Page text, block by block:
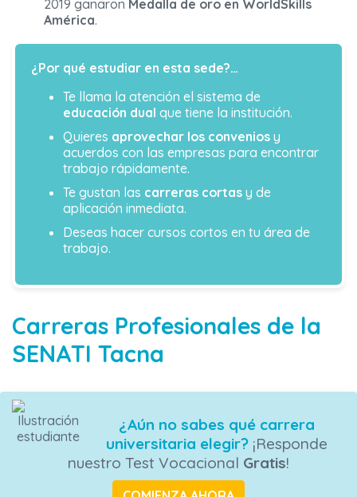
2019 ganaron Medalla de oro en WorldSkills
América.
¿Por qué estudiar en esta sede?…
Te llama la atención el sistema de
educación dual que tiene la institución.
Quieres aprovechar los convenios y
acuerdos con las empresas para encontrar
trabajo rápidamente.
Te gustan las carreras cortas y de
aplicación inmediata.
Deseas hacer cursos cortos en tu área de
trabajo.
Carreras Profesionales de la
SENATI Tacna
¿Aún no sabes qué carrera
universitaria elegir?¡Responde
nuestro Test Vocacional Gratis!